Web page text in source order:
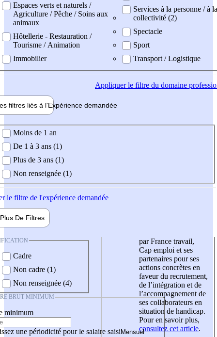
Espaces verts et naturels /
Agriculture / Pêche / Soins aux
animaux
Hôtellerie - Restauration /
Tourisme / Animation
Immobilier
Services à la personne / à la
collectivité (2)
Spectacle
Sport
Transport / Logistique
Appliquerle filtre du domaine
filtres liés à l'Expérience demandée
demandée
Moins de 1 an
De 1 à 3 ans (1)
Plus de 3 ans (1)
Non renseignée (1)
le filtre de l'expérience demandée
Plus De Filtres
Cadre
Non cadre (1)
Non renseignée (4)
BRUT MINIMUM
minimum
une périodicité pour le salaire saisi
par France travail,
Cap emploi et ses
partenaires pour ses
actions concrètes en
faveur du recrutement,
de l’intégration et de
l’accompagnement de
ses collaborateurs en
situation de handicap.
Pour en savoir plus,
consultez cet article.